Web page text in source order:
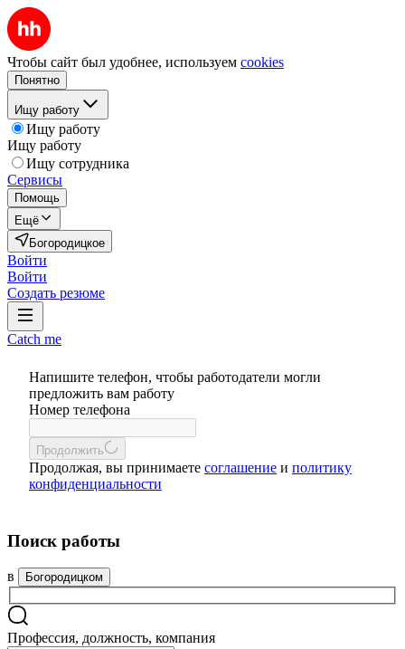
Чтобы сайт был удобнее, используем cookies
Понятно
Ищу работу
Ищу работу
Ищу работу
Ищу сотрудника
Сервисы
Помощь
Ещё
Богородицкое
Войти
Войти
Создать резюме
Catch me
Напишите телефон, чтобы работодатели могли
предложить вам работу
Номер телефона
Продолжить
Продолжая, вы принимаете соглашение и политику
конфиденциальности
Поиск работы
в Богородицком
Профессия, должность, компания